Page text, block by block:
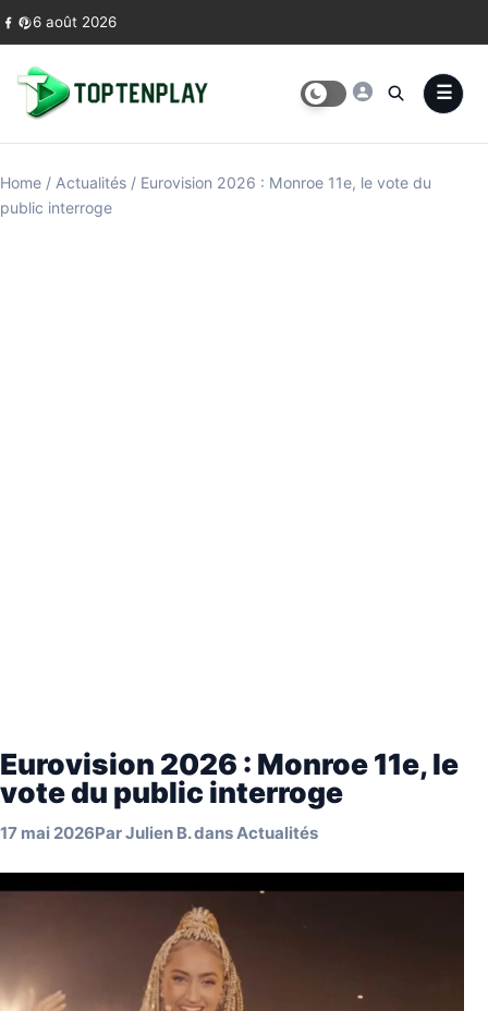
Skip to content
6 août 2026
Home / Actualités / Eurovision 2026 : Monroe 11e, le vote du
public interroge
Eurovision 2026 : Monroe 11e, le
vote du public interroge
17 mai 2026ParJulien B.dansActualités